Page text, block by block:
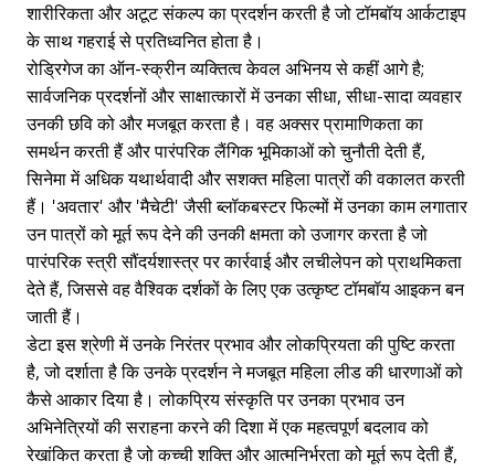
शारीरिकता और अटूट संकल्प का प्रदर्शन करती है जो टॉमबॉय आर्कटाइप
के साथ गहराई से प्रतिध्वनित होता है।
रोड्रिगेज का ऑन-स्क्रीन व्यक्तित्व केवल अभिनय से कहीं आगे है;
सार्वजनिक प्रदर्शनों और साक्षात्कारों में उनका सीधा, सीधा-सादा व्यवहार
उनकी छवि को और मजबूत करता है। वह अक्सर प्रामाणिकता का
समर्थन करती हैं और पारंपरिक लैंगिक भूमिकाओं को चुनौती देती हैं,
सिनेमा में अधिक यथार्थवादी और सशक्त महिला पात्रों की वकालत करती
हैं। 'अवतार' और 'मैचेटी' जैसी ब्लॉकबस्टर फिल्मों में उनका काम लगातार
उन पात्रों को मूर्त रूप देने की उनकी क्षमता को उजागर करता है जो
पारंपरिक स्त्री सौंदर्यशास्त्र पर कार्रवाई और लचीलेपन को प्राथमिकता
देते हैं, जिससे वह वैश्विक दर्शकों के लिए एक उत्कृष्ट टॉमबॉय आइकन बन
जाती हैं।
डेटा इस श्रेणी में उनके निरंतर प्रभाव और लोकप्रियता की पुष्टि करता
है, जो दर्शाता है कि उनके प्रदर्शन ने मजबूत महिला लीड की धारणाओं को
कैसे आकार दिया है। लोकप्रिय संस्कृति पर उनका प्रभाव उन
अभिनेत्रियों की सराहना करने की दिशा में एक महत्वपूर्ण बदलाव को
रेखांकित करता है जो कच्ची शक्ति और आत्मनिर्भरता को मूर्त रूप देती हैं,